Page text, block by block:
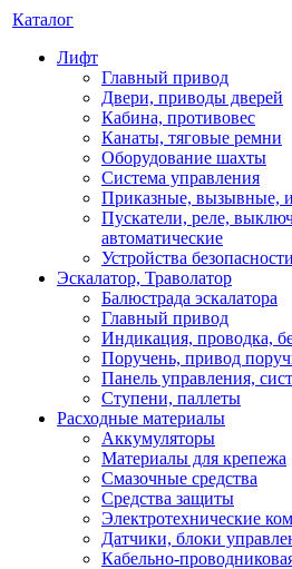
Каталог
Лифт
Главный привод
Двери, приводы дверей
Кабина, противовес
Канаты, тяговые ремни
Оборудование шахты
Система управления
Приказные, вызывные,
Пускатели, реле,
автоматические
Устройства безопасности
Эскалатор, Траволатор
Балюстрада эскалатора
Главный привод
Индикация, проводка,
Поручень, привод
Панель управления,
Ступени, паллеты
Расходные материалы
Аккумуляторы
Материалы для крепежа
Смазочные средства
Средства защиты
Электротехнические
Датчики, блоки
Кабельно-